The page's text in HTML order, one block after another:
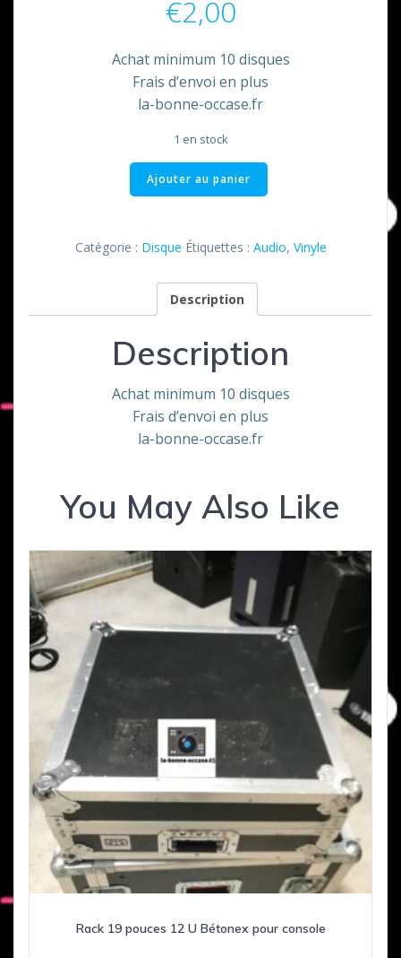
€2,00
Achat minimum 10 disques
Frais d’envoi en plus
la-bonne-occase.fr
1 en stock
quantité
de
Disque
Maxi
Ajouter au panier
Catégorie : Disque Étiquettes : Audio, Vinyle
Description
Description
Achat minimum 10 disques
Frais d’envoi en plus
la-bonne-occase.fr
You May Also Like
Rack 19 pouces 12 U Bétonex pour console